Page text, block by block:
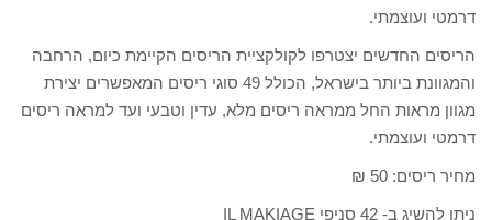
דרמטי ועוצמתי.
הריסים החדשים יצטרפו לקולקציית הריסים הקיימת כיום, הרחבה
והמגוונת ביותר בישראל, הכולל 49 סוגי ריסים המאפשרים יצירת
מגוון מראות החל ממראה ריסים מלא, עדין וטבעי ועד למראה ריסים
דרמטי ועוצמתי.
מחיר ריסים: 50 ₪
ניתן להשיג ב- 42 סניפי IL MAKIAGE